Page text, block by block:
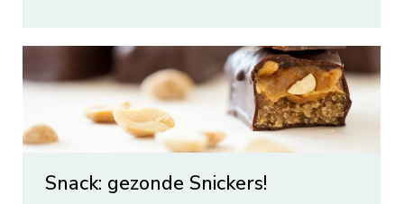
Snack: gezonde Snickers!